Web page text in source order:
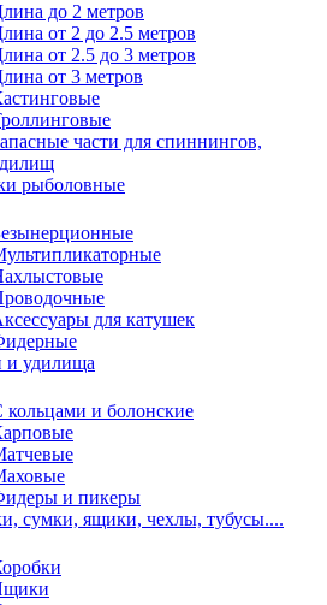
до 2 метров
от 2 до 2.5 метров
от 2.5 до 3 метров
от 3 метров
части для спиннингов,
рыболовные
для катушек
и удилища
кольцами и болонские
и пикеры
сумки, ящики, чехлы, тубусы....